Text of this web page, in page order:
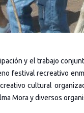
y el trabajo
festival recreativo
cultural
Mora y diversos